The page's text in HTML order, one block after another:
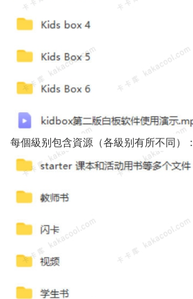
每個級别包含資源（各級别有所不同）：